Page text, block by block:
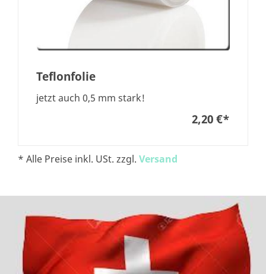
Teflonfolie
jetzt auch 0,5 mm stark!
2,20 €*
* Alle Preise inkl. USt. zzgl. Versand